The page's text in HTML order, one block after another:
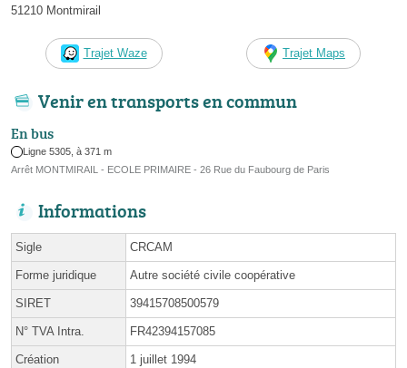
51210 Montmirail
Trajet Waze Trajet Maps
Venir en transports en commun
En bus
Ligne 5305, à 371 m
Arrêt MONTMIRAIL - ECOLE PRIMAIRE - 26 Rue du Faubourg de Paris
Informations
Sigle CRCAM
Forme juridique Autre société civile coopérative
SIRET 39415708500579
N° TVA Intra. FR42394157085
Création 1 juillet 1994